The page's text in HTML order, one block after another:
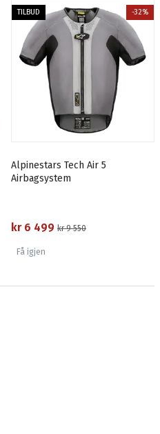
TILBUD -32%
Alpinestars Tech Air 5
Airbagsystem
kr 6 499 kr 9 550
Få igjen